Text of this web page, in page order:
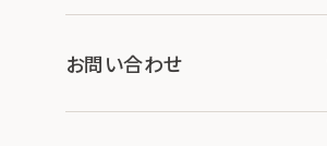
お問い合わせ